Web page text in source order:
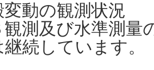
変動の観測状況
観測及び水準測
続しています。